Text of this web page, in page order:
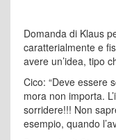
Domanda di Klaus
caratterialmente e
avere un’idea, tipo
Cico: “Deve essere
mora non importa.
sorridere!!! Non
esempio, quando